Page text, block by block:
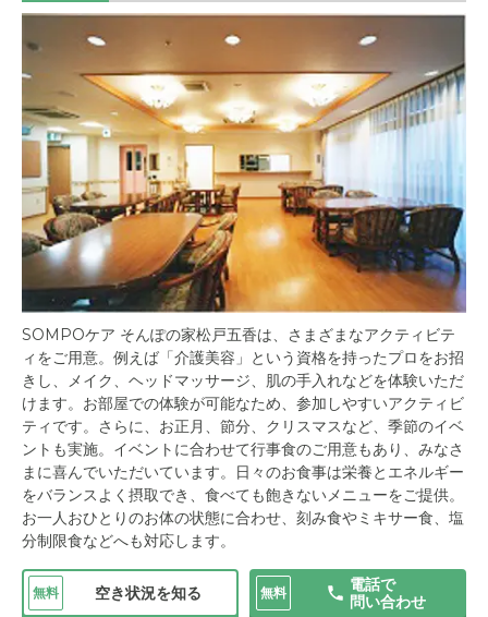
SOMPOケア そんぽの家松戸五香は、さまざまなアクティビテ
ィをご用意。例えば「介護美容」という資格を持ったプロをお招
きし、メイク、ヘッドマッサージ、肌の手入れなどを体験いただ
けます。お部屋での体験が可能なため、参加しやすいアクティビ
ティです。さらに、お正月、節分、クリスマスなど、季節のイベ
ントも実施。イベントに合わせて行事食のご用意もあり、みなさ
まに喜んでいただいています。日々のお食事は栄養とエネルギー
をバランスよく摂取でき、食べても飽きないメニューをご提供。
お一人おひとりのお体の状態に合わせ、刻み食やミキサー食、塩
分制限食などへも対応します。
無料 空き状況を知る 無料
電話で
問い合わせ